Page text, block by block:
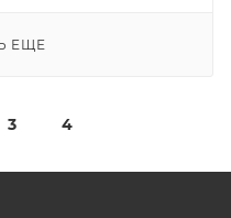
ЕЩЕ
3 4